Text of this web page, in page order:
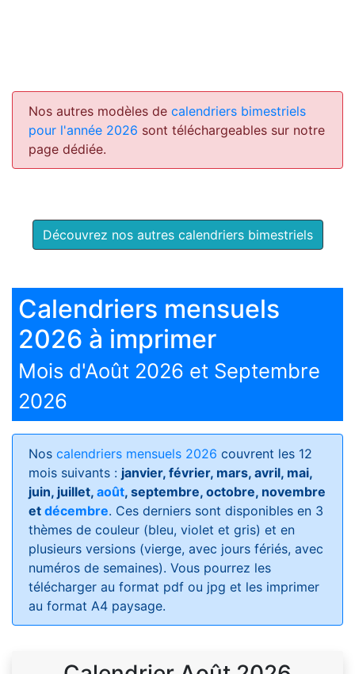
Nos autres modèles de calendriers bimestriels
pour l'année 2026 sont téléchargeables sur notre
page dédiée.
Découvrez nos autres calendriers bimestriels
Calendriers mensuels
2026 à imprimer
Mois d'Août 2026 et Septembre
2026
Nos calendriers mensuels 2026 couvrent les 12
mois suivants : janvier, février, mars, avril, mai,
juin, juillet, août, septembre, octobre, novembre
et décembre. Ces derniers sont disponibles en 3
thèmes de couleur (bleu, violet et gris) et en
plusieurs versions (vierge, avec jours fériés, avec
numéros de semaines). Vous pourrez les
télécharger au format pdf ou jpg et les imprimer
au format A4 paysage.